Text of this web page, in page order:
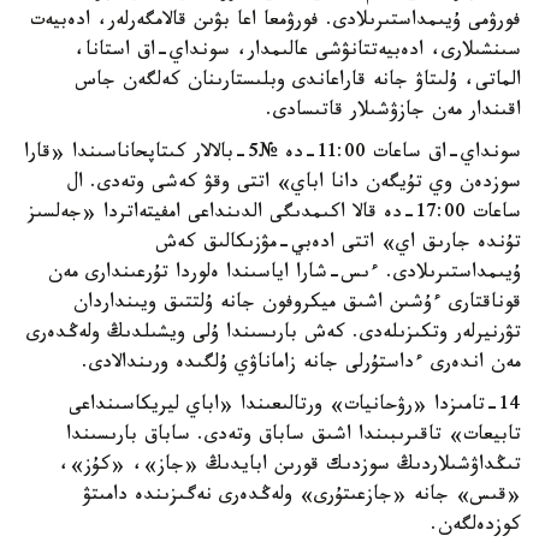
فورۋمى ۇيىمداستىرىلادى. فورۋمعا اعا بۋىن قالامگەرلەر، ادەبيەت
سىنشىلارى، ادەبيەتتانۋشى عالىمدار، سونداي-اق استانا،
الماتى، ۇلىتاۋ جانە قاراعاندى وبلىستارىنان كەلگەن جاس
اقىندار مەن جازۋشىلار قاتىسادى.
سونداي-اق ساعات 11:00-دە №5-بالالار كىتاپحاناسىندا «قارا
سوزدەن وي تۇيگەن دانا اباي» اتتى وقۋ كەشى وتەدى. ال
ساعات 17:00-دە قالا اكىمدىگى الدىنداعى امفيتەاتردا «جەلسىز
تۇندە جارىق اي» اتتى ادەبي-مۋزىكالىق كەش
ۇيىمداستىرىلادى. ءىس-شارا اياسىندا ەلوردا تۇرعىندارى مەن
قوناقتارى ءۇشىن اشىق ميكروفون جانە ۇلتتىق ويىنداردان
تۋرنيرلەر وتكىزىلەدى. كەش بارىسىندا ۇلى ويشىلدىڭ ولەڭدەرى
مەن اندەرى ءداستۇرلى جانە زاماناۋي ۇلگىدە ورىندالادى.
14-تامىزدا «رۋحانيات» ورتالىعىندا «اباي ليريكاسىنداعى
تابيعات» تاقىرىبىندا اشىق ساباق وتەدى. ساباق بارىسىندا
تىڭداۋشىلاردىڭ سوزدىك قورىن ابايدىڭ «جاز»، «كۇز»،
«قىس» جانە «جازعىتۇرى» ولەڭدەرى نەگىزىندە دامىتۋ
كوزدەلگەن.